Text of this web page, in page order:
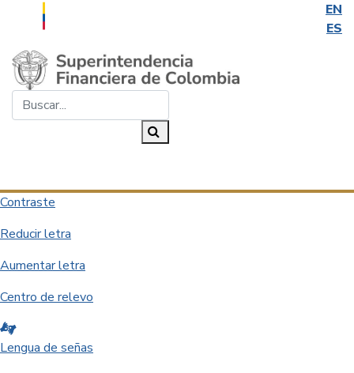
EN
ES
Saltar al contenido principal
Contraste
Reducir letra
Aumentar letra
Centro de relevo
Lengua de señas